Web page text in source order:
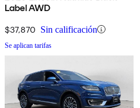
Label AWD
$37,870 Sin calificación
Se aplican tarifas